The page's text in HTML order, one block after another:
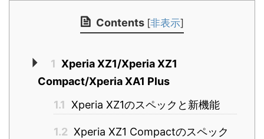
Contents [非表示]
1 Xperia XZ1/Xperia XZ1
Compact/Xperia XA1 Plus
1.1 Xperia XZ1のスペックと新機能
1.2 Xperia XZ1 Compactのスペック